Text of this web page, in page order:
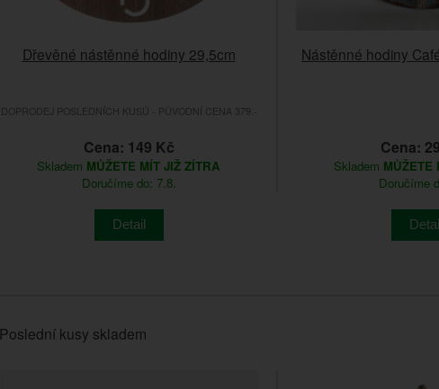
Dřevěné nástěnné hodiny 29,5cm
DOPRODEJ POSLEDNÍCH KUSŮ - PŮVODNÍ CENA 379.-
Cena: 149 Kč
Skladem MŮŽETE MÍT JIŽ ZÍTRA
Doručíme do: 7.8.
Detail
Nástěnné hodiny
Cena:
Skladem MŮŽETE
Doručíme
Detail
Poslední kusy skladem